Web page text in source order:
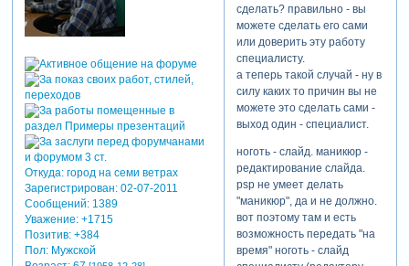
Откуда:город на семи ветрах
Зарегистрирован: 02-07-2011
Сообщений:1389
Уважение: +1715
Позитив: +384
Пол:Мужской
сделать? правильно - вы
можете сделать его сами
или доверить эту работу
специалисту.
а теперь такой случай - ну в
силу каких то причин вы не
можете это сделать сами -
выход один - специалист.
ноготь - слайд. маникюр -
редактирование слайда.
psp не умеет делать
"маникюр", да и не должно.
вот поэтому там и есть
возможность передать "на
время" ноготь - слайд